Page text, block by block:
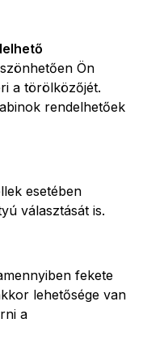
Ön
a törölközőjét.
rendelhetőek
esetében
választását is.
fekete
lehetősége van
a